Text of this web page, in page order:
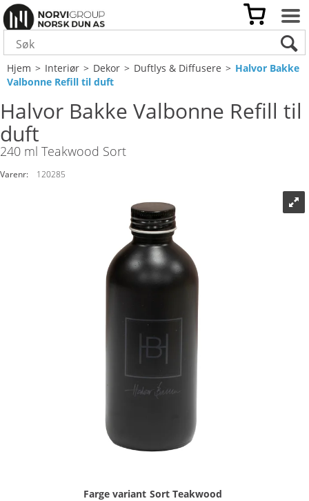
Hjem>Interiør>Dekor>Duftlys & Diffusere>Halvor Bakke
Valbonne Refill til duft
Halvor Bakke Valbonne Refill til
duft
240 ml Teakwood Sort
Varenr: 120285
Farge variant Sort Teakwood